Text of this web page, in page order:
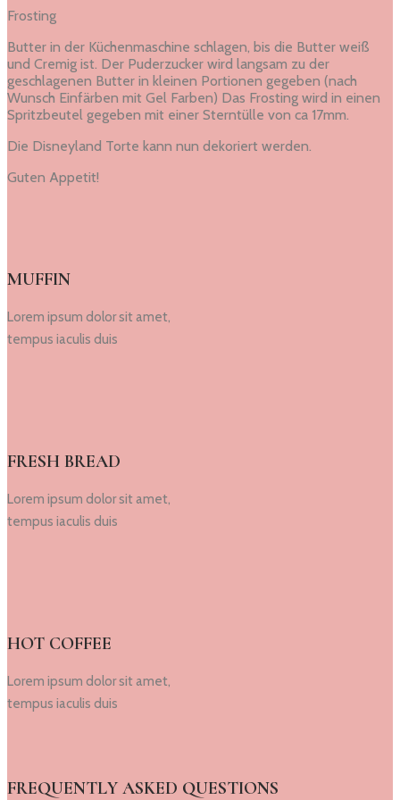
Frosting
Butter in der Küchenmaschine schlagen, bis die Butter weiß
und Cremig ist. Der Puderzucker wird langsam zu der
geschlagenen Butter in kleinen Portionen gegeben (nach
Wunsch Einfärben mit Gel Farben) Das Frosting wird in einen
Spritzbeutel gegeben mit einer Sterntülle von ca 17mm.
Die Disneyland Torte kann nun dekoriert werden.
Guten Appetit!
MUFFIN
Lorem ipsum dolor sit amet,
tempus iaculis duis
FRESH BREAD
Lorem ipsum dolor sit amet,
tempus iaculis duis
HOT COFFEE
Lorem ipsum dolor sit amet,
tempus iaculis duis
FREQUENTLY ASKED QUESTIONS